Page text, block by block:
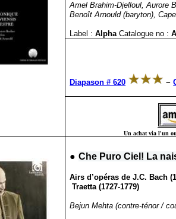
Amel Brahim-Djelloul, Aurore
Benoît Arnould (baryton),
Label : AlphaCatalogue no :
Diapason # 620 ~
Un achat via l'un
● Che Puro Ciel! La
Airs d’opéras de J.C. Bach
Traetta (1727-1779)
Bejun Mehta (contre-ténor /